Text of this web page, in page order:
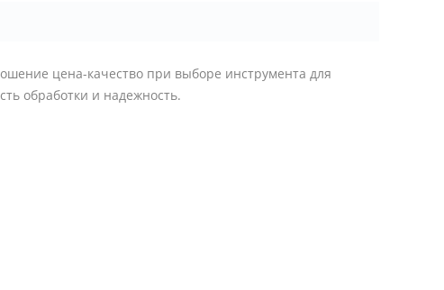
цена-качество при выборе инструмента для
обработки и надежность.